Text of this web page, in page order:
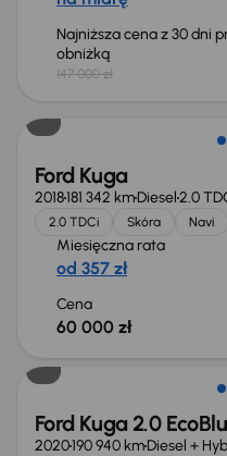
Najniższa cena z 30 dni
obniżką
147 000 zł
Ford Kuga
2018181 342 kmDiesel2.0
2.0 TDCi Skóra Navi
Miesięczna rata
od 357 zł
Cena
60 000 zł
Ford Kuga 2.0
2020190 940 kmDiesel +